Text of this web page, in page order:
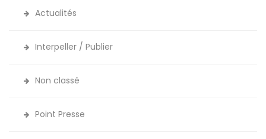
Actualités
Interpeller / Publier
Non classé
Point Presse